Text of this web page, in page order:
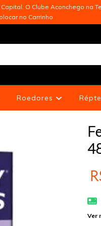
O Clube Aconchego na
no Carrinho
Roedores
Ver